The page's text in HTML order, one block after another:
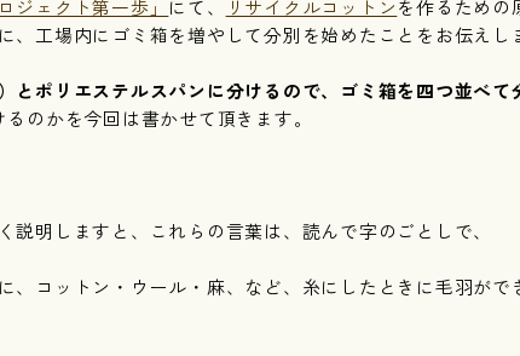
ジェクト第一歩」 にて、 リサイクルコットンを作るための
、工場内にゴミ箱を増やして分別を始めたことをお伝えし
とポリエステルスパンに分けるので、ゴミ箱を四つ並べて
のかを今回は書かせて頂きます。
説明しますと、これらの言葉は、読んで字のごとしで、
、コットン・ウール・麻、など、糸にしたときに毛羽がで